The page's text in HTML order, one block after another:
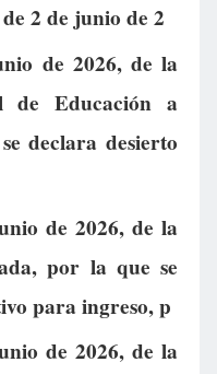
2 de junio de 2
de 2026, de la
de Educación a
declara desierto
de 2026, de la
por la que se
para ingreso, p
de 2026, de la